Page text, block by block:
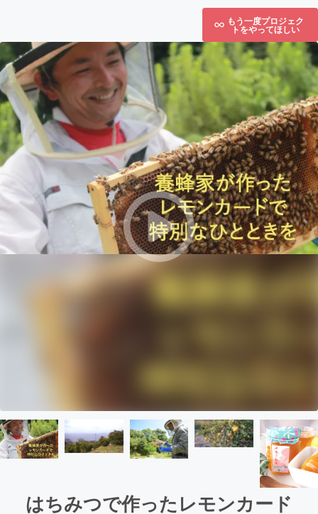
もう一度プロジェク
トをやってほしい
はちみつで作ったレモンカード